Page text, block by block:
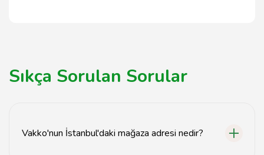
Sıkça Sorulan Sorular
Vakko'nun İstanbul'daki mağaza adresi nedir?